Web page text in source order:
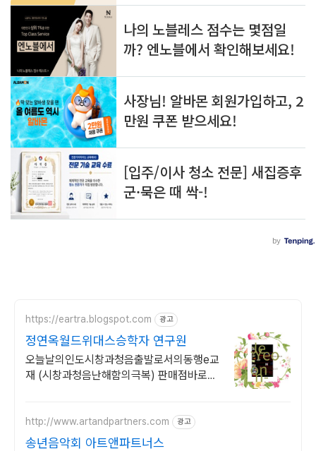
https://eartra.blogspot.com 광고
정연옥월드위대스승학자 연구원
오늘날의인도시창과청음출발로서의동행e교
재 (시창과청음난해함의극복) 판매점바로연
http://www.artandpartners.com 광고
송년음악회 아트앤파트너스